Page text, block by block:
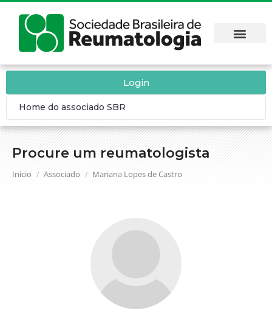
Procure um reumatologista
Você está aqui:
Início Associado Mariana Lopes de Castro
Login
Home do associado SBR